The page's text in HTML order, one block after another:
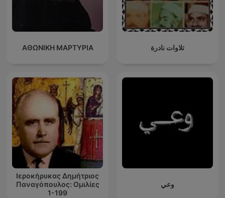
ΑΘΩΝΙΚΗ ΜΑΡΤΥΡΙΑ تلاوات نادرة
Ιεροκήρυκας Δημήτριος
Παναγόπουλος: Ομιλίες
1-199
وعي